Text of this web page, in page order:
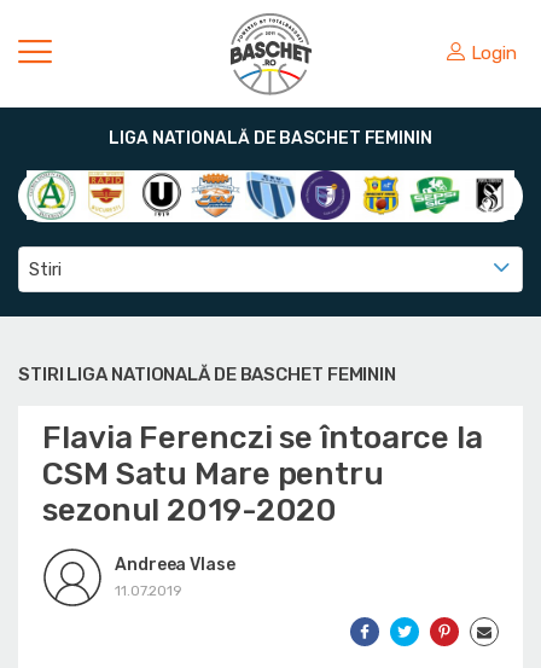
Login
LIGA NATIONALĂ DE BASCHET FEMININ
Stiri
STIRI LIGA NATIONALĂ DE BASCHET FEMININ
Flavia Ferenczi se întoarce la
CSM Satu Mare pentru
sezonul 2019-2020
Andreea Vlase
11.07.2019